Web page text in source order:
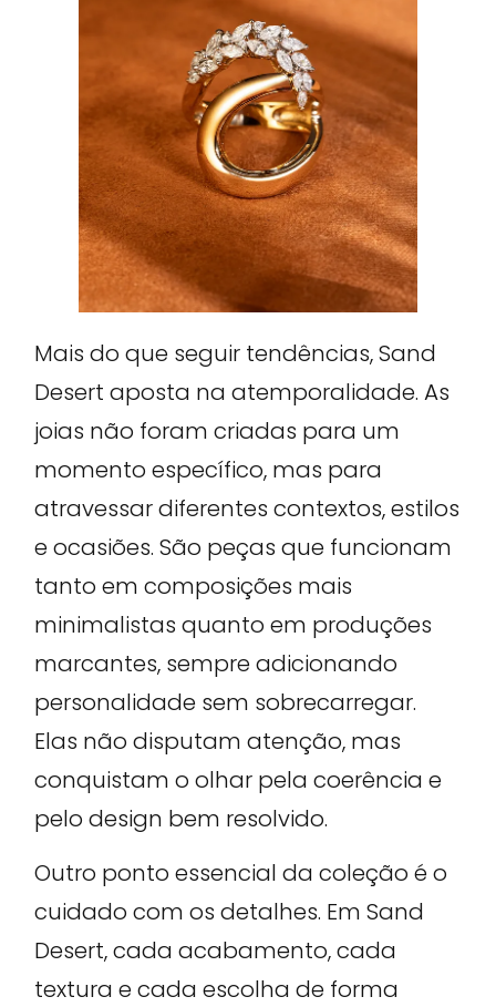
Mais do que seguir tendências, Sand
Desert aposta na atemporalidade. As
joias não foram criadas para um
momento específico, mas para
atravessar diferentes contextos, estilos
e ocasiões. São peças que funcionam
tanto em composições mais
minimalistas quanto em produções
marcantes, sempre adicionando
personalidade sem sobrecarregar.
Elas não disputam atenção, mas
conquistam o olhar pela coerência e
pelo design bem resolvido.
Outro ponto essencial da coleção é o
cuidado com os detalhes. Em Sand
Desert, cada acabamento, cada
textura e cada escolha de forma